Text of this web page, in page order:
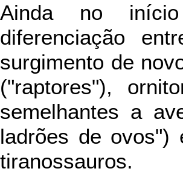
Ainda no
diferenciação
surgimento de
("raptores"),
semelhantes a
ladrões de ovos")
tiranossauros.